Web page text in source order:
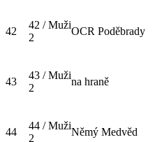
42
42 / Muži
2
OCR Poděbrady
43
43 / Muži
2
na hraně
44
44 / Muži
2
Němý Medvěd